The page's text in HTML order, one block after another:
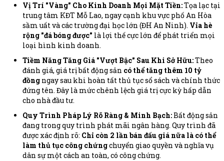
Vị Trí "Vàng" Cho Kinh Doanh Mọi Mặt Tiền:Tọa lạc tại
trung tâm KĐT Mỗ Lao, ngay cạnh khu vực phố An Hòa
sầm uất và các trường đại học lớn (ĐH An Ninh). Vỉa hè
rộng "đá bóng được" là lợi thế cực lớn để phát triển mọi
loại hình kinh doanh.
Tiềm Năng Tăng Giá "Vượt Bậc" Sau Khi Sở Hữu:Theo
đánh giá, giá trị bất động sản có thể tăng thêm 10 tỷ
đồng ngay sau khi hoàn tất thủ tục sổ sách và chính thức
đứng tên. Đây là mức chênh lệch giá trị cực kỳ hấp dẫn
cho nhà đầu tư.
Quy Trình Pháp Lý Rõ Ràng & Minh Bạch:Bất động sản
đang trong quy trình phát mãi ngân hàng. Quy trình đã
được xác định rõ: Chỉ còn 2 lần bán đấu giá nữa là có thể
làm thủ tục công chứngchuyển giao quyền và nghĩa vụ
dân sự một cách an toàn, có công chứng.